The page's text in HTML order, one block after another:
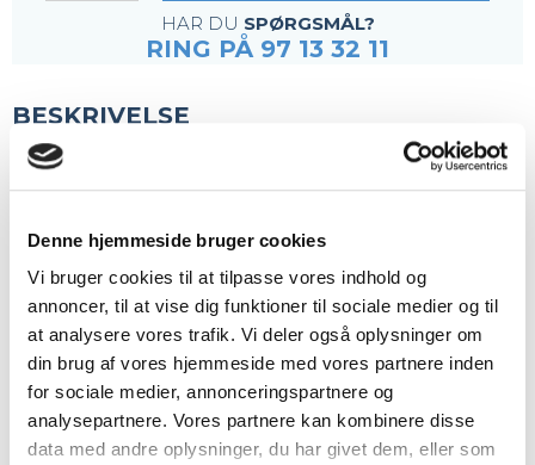
Denne hjemmeside bruger cookies
Vi bruger cookies til at tilpasse vores indhold og
annoncer, til at vise dig funktioner til sociale medier og til
at analysere vores trafik. Vi deler også oplysninger om
din brug af vores hjemmeside med vores partnere inden
for sociale medier, annonceringspartnere og
analysepartnere. Vores partnere kan kombinere disse
data med andre oplysninger, du har givet dem, eller som
HAR DU SPØRGSMÅL?
RING PÅ 97 13 32 11
BESKRIVELSE
Vores mest anvendte fastgørelsesbeslag
Komplet klemmebeslag inkl:
Skrue
Møtrik M8
Låsering syntetisk plast